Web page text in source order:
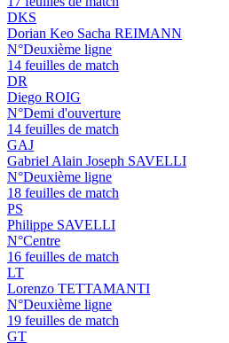
DKS
Dorian Keo Sacha REIMANN
N°Deuxième ligne
14 feuilles de match
DR
Diego ROIG
N°Demi d'ouverture
14 feuilles de match
GAJ
Gabriel Alain Joseph SAVELLI
N°Deuxième ligne
18 feuilles de match
PS
Philippe SAVELLI
N°Centre
16 feuilles de match
LT
Lorenzo TETTAMANTI
N°Deuxième ligne
19 feuilles de match
GT